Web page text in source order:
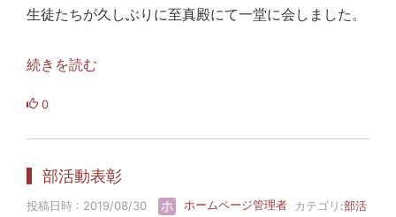
生徒たちが久しぶりに至真殿にて一堂に会しました。
続きを読む
0
部活動表彰
投稿日時 : 2019/08/30 ホームページ管理者 カテゴリ:部活